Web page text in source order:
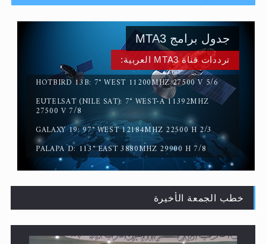
سورة التكوير تُنبئ بزمن بعثة المسيح الموعود عليه السلام
ترددات قناة MTA3 العربية:
HOTBIRD 13B: 7° WEST 11200MHZ 27500 V 5/6
EUTELSAT (NILE SAT): 7° WEST-A 11392MHZ
27500 V 7/8
GALAXY 19: 97° WEST 12184MHZ 22500 H 2/3
PALAPA D: 113° EAST 3880MHZ 29900 H 7/8
جدول برامج MTA3
خطب الجمعة الأخيرة